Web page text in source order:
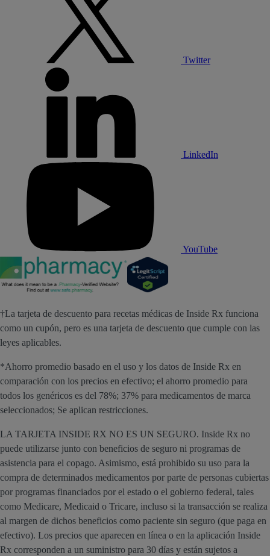
Twitter
LinkedIn
YouTube
†La tarjeta de descuento para recetas médicas de Inside Rx funciona
como un cupón, pero es una tarjeta de descuento que cumple con las
leyes aplicables.
*Ahorro promedio basado en el uso y los datos de Inside Rx en
comparación con los precios en efectivo; el ahorro promedio para
todos los genéricos es del 78%; 37% para medicamentos de marca
seleccionados; Se aplican restricciones.
LA TARJETA INSIDE RX NO ES UN SEGURO. Inside Rx no
puede utilizarse junto con beneficios de seguro ni programas de
asistencia para el copago. Asimismo, está prohibido su uso para la
compra de determinados medicamentos por parte de personas cubiertas
por programas financiados por el estado o el gobierno federal, tales
como Medicare, Medicaid o Tricare, incluso si la transacción se realiza
al margen de dichos beneficios como paciente sin seguro (que paga en
efectivo). Los precios que aparecen en línea o en la aplicación Inside
Rx corresponden a un suministro para 30 días y están sujetos a